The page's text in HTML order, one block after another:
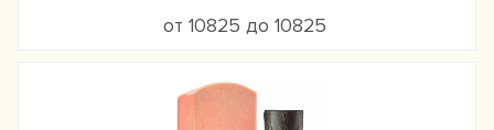
от 10825 до 10825